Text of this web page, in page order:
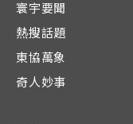
寰宇要聞
熱搜話題
東協萬象
奇人妙事